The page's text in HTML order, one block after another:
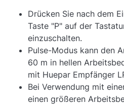
Drücken Sie nach dem
Taste "P" auf der
einzuschalten.
Pulse-Modus kann den
60 m in hellen
mit Huepar Empfänger
Bei Verwendung mit
einen größeren